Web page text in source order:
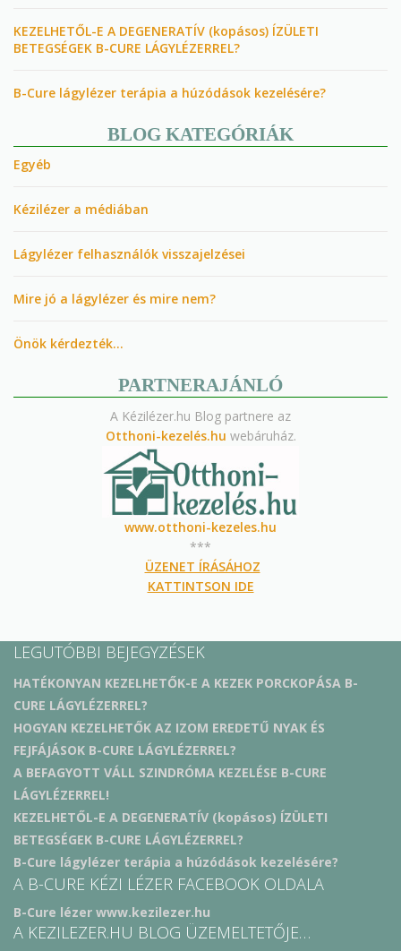
KEZELHETŐL-E A DEGENERATÍV (kopásos) ÍZÜLETI
BETEGSÉGEK B-CURE LÁGYLÉZERREL?
B-Cure lágylézer terápia a húzódások kezelésére?
BLOG KATEGÓRIÁK
Egyéb
Kézilézer a médiában
Lágylézer felhasználók visszajelzései
Mire jó a lágylézer és mire nem?
Önök kérdezték…
PARTNERAJÁNLÓ
A Kézilézer.hu Blog partnere az
Otthoni-kezelés.hu webáruház.
www.otthoni-kezeles.hu
***
ÜZENET ÍRÁSÁHOZ
KATTINTSON IDE
LEGUTÓBBI BEJEGYZÉSEK
HATÉKONYAN KEZELHETŐK-E A KEZEK PORCKOPÁSA B-
CURE LÁGYLÉZERREL?
HOGYAN KEZELHETŐK AZ IZOM EREDETŰ NYAK ÉS
FEJFÁJÁSOK B-CURE LÁGYLÉZERREL?
A BEFAGYOTT VÁLL SZINDRÓMA KEZELÉSE B-CURE
LÁGYLÉZERREL!
KEZELHETŐL-E A DEGENERATÍV (kopásos) ÍZÜLETI
BETEGSÉGEK B-CURE LÁGYLÉZERREL?
B-Cure lágylézer terápia a húzódások kezelésére?
A B-CURE KÉZI LÉZER FACEBOOK OLDALA
B-Cure lézer www.kezilezer.hu
A KEZILEZER.HU BLOG ÜZEMELTETŐJE…